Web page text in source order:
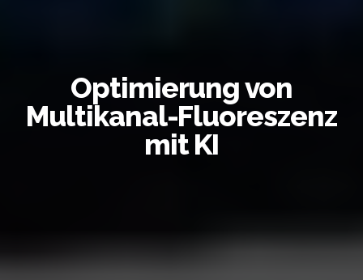
Optimierung von
Multikanal-Fluoreszenz
mit KI